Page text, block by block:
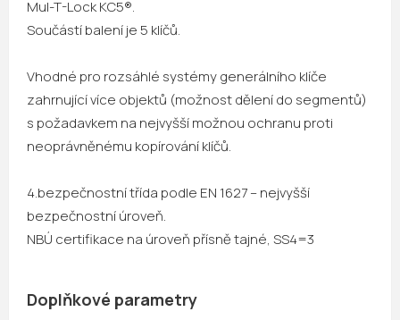
Mul-T-Lock KC5®.
Součástí balení je 5 klíčů.
Vhodné pro rozsáhlé systémy generálního klíče
zahrnující více objektů (možnost dělení do segmentů)
s požadavkem na nejvyšší možnou ochranu proti
neoprávněnému kopírování klíčů.
4.bezpečnostní třída podle EN 1627 – nejvyšší
bezpečnostní úroveň.
NBÚ certifikace na úroveň přísně tajné, SS4=3
Doplňkové parametry